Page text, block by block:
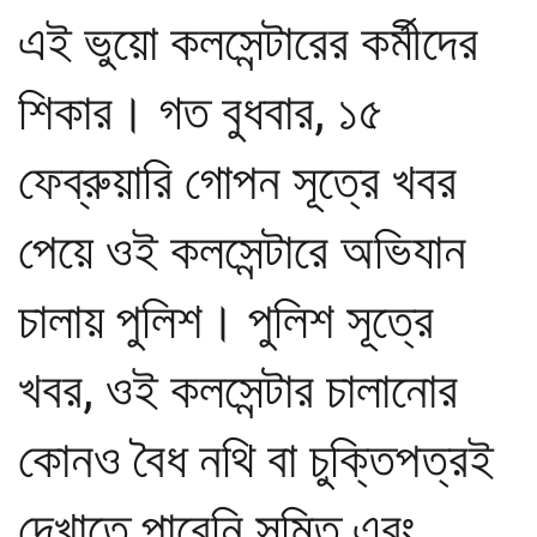
এই ভুয়ো কলসেন্টারের কর্মীদের
শিকার। গত বুধবার, ১৫
ফেব্রুয়ারি গোপন সূত্রে খবর
পেয়ে ওই কলসেন্টারে অভিযান
চালায় পুলিশ। পুলিশ সূত্রে
খবর, ওই কলসেন্টার চালানোর
কোনও বৈধ নথি বা চুক্তিপত্রই